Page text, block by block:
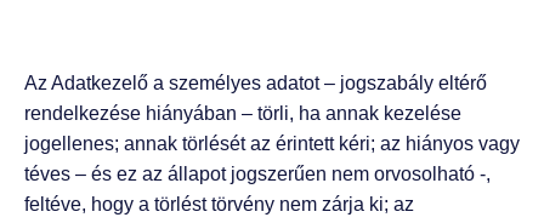
Az Adatkezelő a személyes adatot – jogszabály eltérő
rendelkezése hiányában – törli, ha annak kezelése
jogellenes; annak törlését az érintett kéri; az hiányos vagy
téves – és ez az állapot jogszerűen nem orvosolható -,
feltéve, hogy a törlést törvény nem zárja ki; az